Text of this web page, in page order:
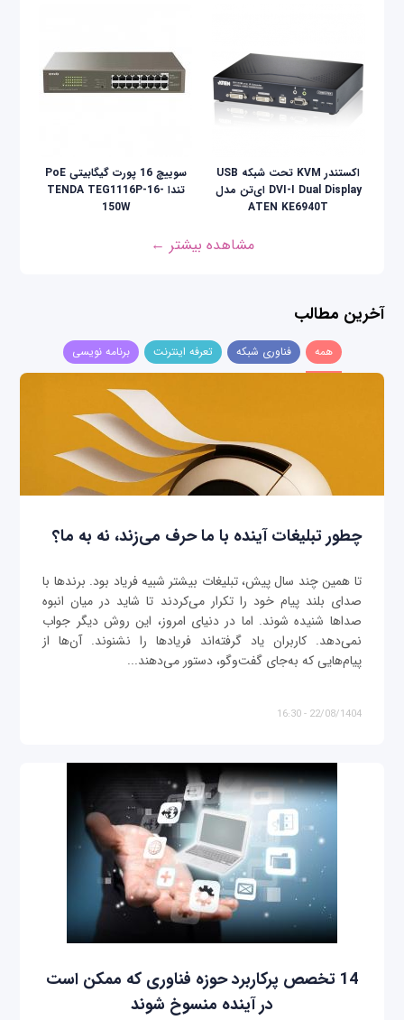
اکستندر KVM تحت شبکه USB
DVI-I Dual Display ای‌تن مدل
ATEN KE6940T
سوییچ 16 پورت گیگابیتی PoE
تندا TENDA TEG1116P-16-
150W
مشاهده بیشتر ←
آخرین مطالب
همه فناوری شبکه تعرفه اینترنت برنامه نویسی
چطور تبلیغات آینده با ما حرف می‌زند، نه به ما؟
تا همین چند سال پیش، تبلیغات بیشتر شبیه فریاد بود. برندها با
صدای بلند پیام خود را تکرار می‌کردند تا شاید در میان انبوه
صداها شنیده شوند. اما در دنیای امروز، این روش دیگر جواب
نمی‌دهد. کاربران یاد گرفته‌اند فریادها را نشنوند. آن‌ها از
پیام‌هایی که به‌جای گفت‌وگو، دستور می‌دهند...
22/08/1404 - 16:30
14 تخصص پرکاربرد حوزه فناوری که ممکن است
در آینده منسوخ ‌شوند